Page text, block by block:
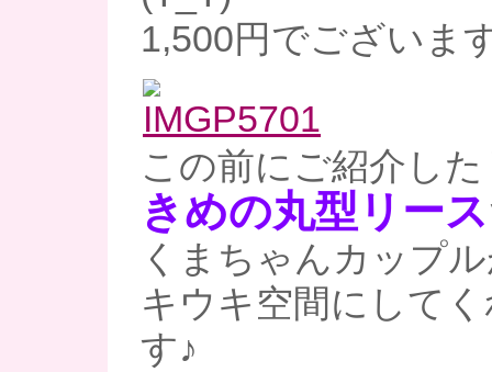
1,500円でございま
この前にご紹介し
きめの丸型リース
くまちゃんカップ
キウキ空間にして
す♪